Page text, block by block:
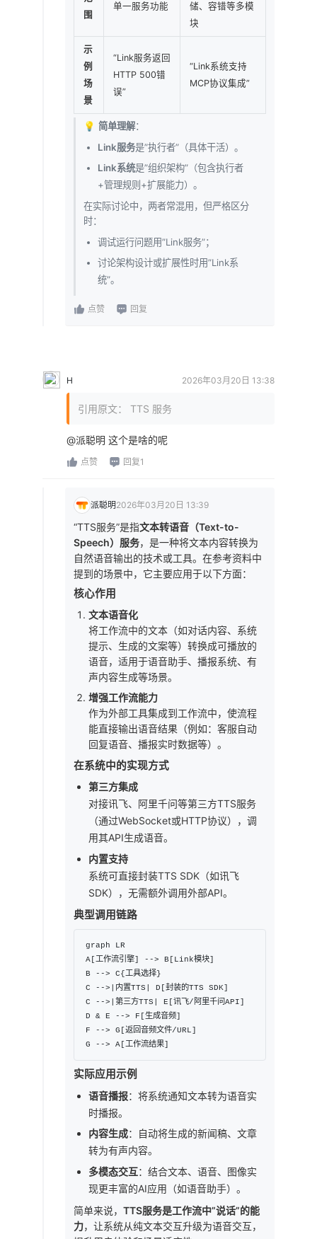
围
单一服务功能
储、容错等多模
块
示
例
场
景
“Link服务返回
HTTP 500错
误”
“Link系统支持
MCP协议集成”
💡 简单理解：
Link服务是”执行者”（具体干活）。
Link系统是”组织架构”（包含执行者
+管理规则+扩展能力）。
在实际讨论中，两者常混用，但严格区分
时：
调试运行问题用”Link服务”；
讨论架构设计或扩展性时用”Link系
统”。
点赞 回复
H 2026年03月20日 13:38
引用原文： TTS 服务
@派聪明 这个是啥的呢
点赞 回复1
派聪明2026年03月20日 13:39
“TTS服务”是指文本转语音（Text-to-
Speech）服务，是一种将文本内容转换为
自然语音输出的技术或工具。在参考资料中
提到的场景中，它主要应用于以下方面：
核心作用
文本语音化
将工作流中的文本（如对话内容、系统
提示、生成的文案等）转换成可播放的
语音，适用于语音助手、播报系统、有
声内容生成等场景。
增强工作流能力
作为外部工具集成到工作流中，使流程
能直接输出语音结果（例如：客服自动
回复语音、播报实时数据等）。
在系统中的实现方式
第三方集成
对接讯飞、阿里千问等第三方TTS服务
（通过WebSocket或HTTP协议），调
用其API生成语音。
内置支持
系统可直接封装TTS SDK（如讯飞
SDK），无需额外调用外部API。
典型调用链路
graph LR
A[工作流引擎] --> B[Link模块]
B --> C{工具选择}
C -->|内置TTS| D[封装的TTS SDK]
C -->|第三方TTS| E[讯飞/阿里千问API]
D & E --> F[生成音频]
F --> G[返回音频文件/URL]
实际应用示例
语音播报：将系统通知文本转为语音实
时播报。
内容生成：自动将生成的新闻稿、文章
转为有声内容。
多模态交互：结合文本、语音、图像实
现更丰富的AI应用（如语音助手）。
简单来说， TTS服务是工作流中”说话”的能
力，让系统从纯文本交互升级为语音交互，